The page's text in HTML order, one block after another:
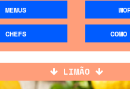
MENUS
CHEFS
LIMÃO